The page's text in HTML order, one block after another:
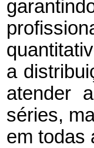
a
atender
séries,
em todas